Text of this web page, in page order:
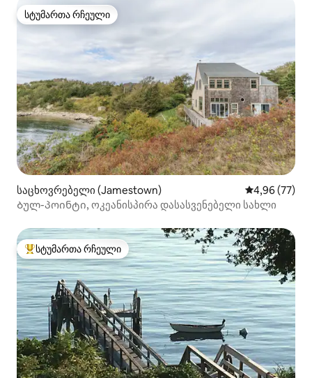
სტუმართა რჩეული
სტუმართა რჩეული
საცხოვრებელი (Jamestown) საშუალო
4,96 (77)
Ბულ-პოინტი, ოკეანისპირა დასასვენებელი სახლი
სტუმართა რჩეული მოწინავე ვარიანტი
სტუმართა რჩეული